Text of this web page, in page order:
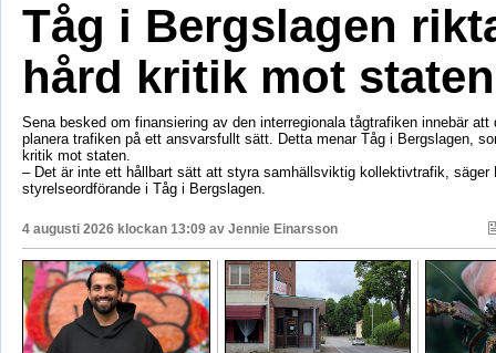
Tåg i Bergslagen
hård kritik mot staten
Sena besked om finansiering av den interregionala tågtrafiken innebär att
planera trafiken på ett ansvarsfullt sätt. Detta menar Tåg i Bergslagen,
kritik mot staten.
– Det är inte ett hållbart sätt att styra samhällsviktig kollektivtrafik, säger
styrelseordförande i Tåg i Bergslagen.
4 augusti 2026 klockan 13:09 av Jennie Einarsson